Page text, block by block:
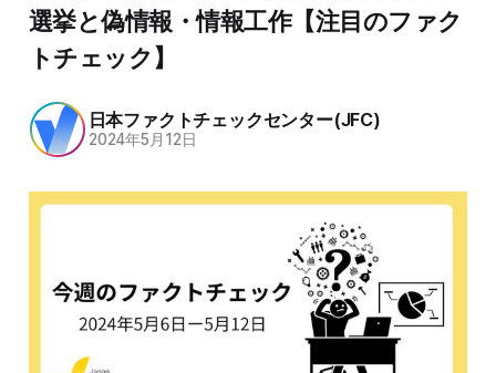
選挙と偽情報・情報工作【注目のファク
トチェック】
日本ファクトチェックセンター(JFC)
2024年5月12日